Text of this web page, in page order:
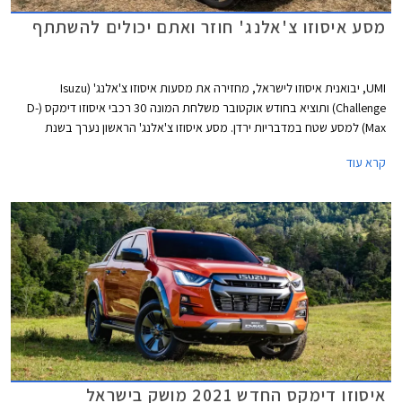
מסע איסוזו צ'אלנג' חוזר ואתם יכולים להשתתף
UMI, יבואנית איסוזו לישראל, מחזירה את מסעות איסוזו צ'אלנג' (Isuzu
Challenge) ותוציא בחודש אוקטובר משלחת המונה 30 רכבי איסוזו דימקס (D-
Max) למסע שטח במדבריות ירדן. מסע איסוזו צ'אלנג' הראשון נערך בשנת
להימילאיה, לוייאטנם וללאוס, בכולם נעשה שימוש ברכבי איסוזו מדגמי העבר
קרא עוד
איסוזו דימקס החדש 2021 מושק בישראל